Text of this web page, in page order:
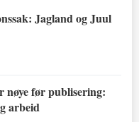
Jagland og Juul
nøye før publisering:
arbeid